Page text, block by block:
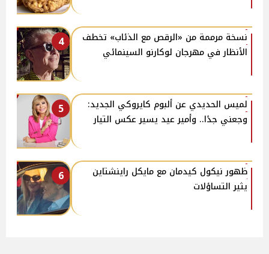
4
نسخة مرممة من «الرقص مع الذئاب» تخطف
الأنظار في مهرجان لوكارنو السينمائي
5
لميس الحديدي عن ألبوم كايروكي الجديد:
وجعني جدًا.. وأمير عيد يسير عكس التيار
6
ظهور نيكول كيدمان مع مايكل راينشتاين
يثير التساؤلات